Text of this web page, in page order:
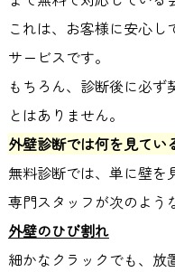
これは、お客様に安心
サービスです。
もちろん、診断後に必ず
とはありません。
外壁診断では何を見てい
無料診断では、単に壁を
専門スタッフが次のよう
外壁のひび割れ
細かなクラックでも、放